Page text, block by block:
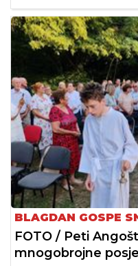
BLAGDAN GOSPE
FOTO / Peti
mnogobrojne